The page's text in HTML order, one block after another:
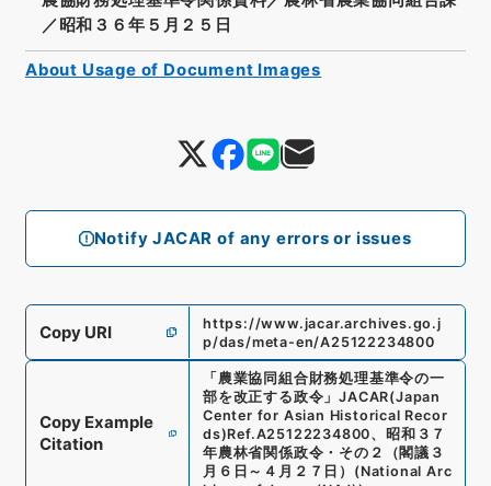
Notify JACAR of any errors or issues
／昭和３６年５月２５日
Copy URI
https://www.jacar.archives.go.j
p/das/meta-en/A25122234800
Copy Example
Citation
「農業協同組合財務処理基準令の一
部を改正する政令 」JACAR(Japan
Center for Asian Historical Recor
ds)Ref.A25122234800、昭和３７
年農林省関係政令・その２（閣議３
月６日～４月２７日） (National Arc
About Usage of Document Images